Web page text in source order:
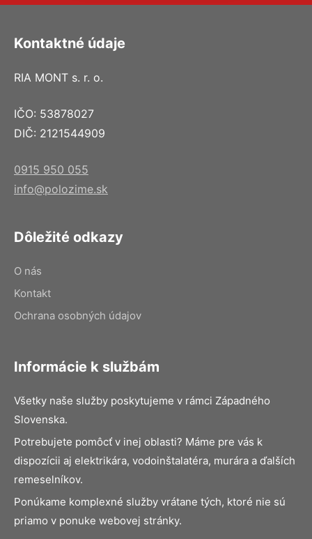
Kontaktné údaje
RIA MONT s. r. o.
IČO: 53878027
DIČ: 2121544909
0915 950 055
info@polozime.sk
Dôležité odkazy
O nás
Kontakt
Ochrana osobných údajov
Informácie k službám
Všetky naše služby poskytujeme v rámci Západného
Slovenska.
Potrebujete pomôcť v inej oblasti? Máme pre vás k
dispozícii aj elektrikára, vodoinštalatéra, murára a ďalších
remeselníkov.
Ponúkame komplexné služby vrátane tých, ktoré nie sú
priamo v ponuke webovej stránky.